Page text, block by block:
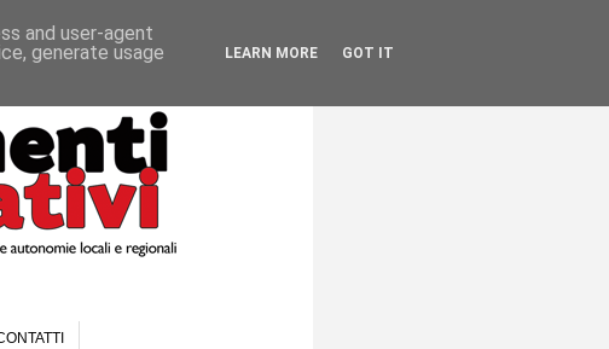
and user-agent
generate usage
LEARN MORE GOT IT